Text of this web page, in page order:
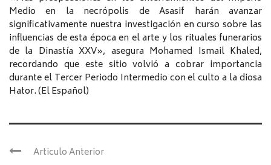
Medio en la necrópolis de Asasif harán avanzar
significativamente nuestra investigación en curso sobre las
influencias de esta época en el arte y los rituales funerarios
de la Dinastía XXV», asegura Mohamed Ismail Khaled,
recordando que este sitio volvió a cobrar importancia
durante el Tercer Periodo Intermedio con el culto a la diosa
Hator. (El Español)
Articulo Anterior